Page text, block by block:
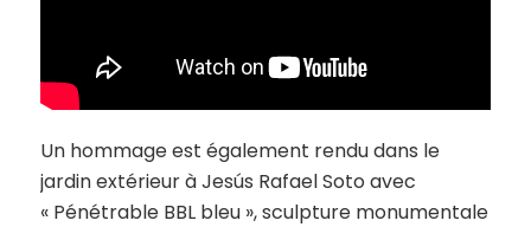
Un hommage est également rendu dans le
jardin extérieur à Jesús Rafael Soto avec
« Pénétrable BBL bleu », sculpture monumentale